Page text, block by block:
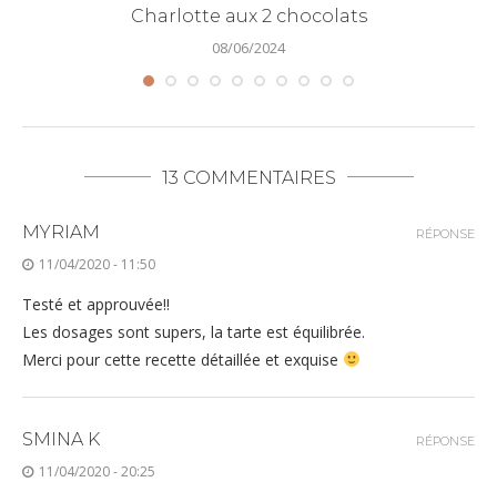
Charlotte aux 2 chocolats
08/06/2024
13 COMMENTAIRES
MYRIAM
11/04/2020 - 11:50
Testé et approuvée!!
Les dosages sont supers, la tarte est équilibrée.
Merci pour cette recette détaillée et exquise
RÉPONSE
SMINA K
11/04/2020 - 20:25
RÉPONSE